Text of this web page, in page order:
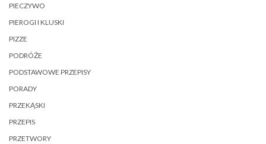
PIECZYWO
PIEROGI I KLUSKI
PIZZE
PODRÓŻE
PODSTAWOWE PRZEPISY
PORADY
PRZEKĄSKI
PRZEPIS
PRZETWORY